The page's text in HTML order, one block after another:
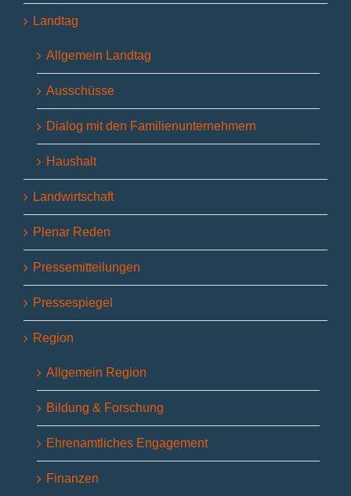
Landtag
Allgemein Landtag
Ausschüsse
Dialog mit den Familienunternehmern
Haushalt
Landwirtschaft
Plenar Reden
Pressemitteilungen
Pressespiegel
Region
Allgemein Region
Bildung & Forschung
Ehrenamtliches Engagement
Finanzen